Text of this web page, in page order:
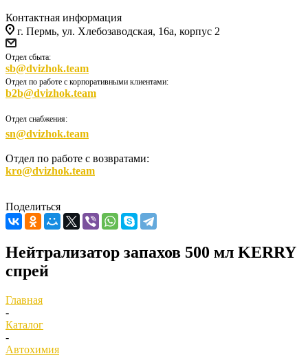
Контактная информация
г. Пермь, ул. Хлебозаводская, 16а, корпус 2
Отдел сбыта:
sb@dvizhok.team
Отдел по работе с корпоративными клиентами:
b2b@dvizhok.team
Отдел снабжения:
sn@dvizhok.team
Отдел по работе с возвратами:
kro@dvizhok.team
Поделиться
Нейтрализатор запахов 500 мл KERRY
спрей
Главная
-
Каталог
-
Автохимия